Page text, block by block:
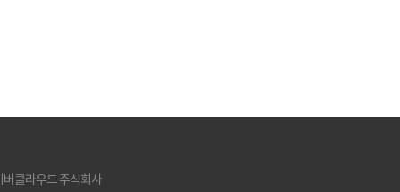
버클라우드 주식회사